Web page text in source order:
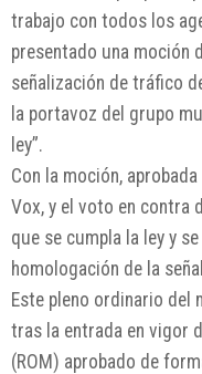
trabajo con todos los
presentado una moción
señalización de tráfico
la portavoz del grupo
ley”.
Con la moción,
Vox, y el voto en contra
que se cumpla la ley y
homologación de la
Este pleno ordinario del
tras la entrada en vigor
(ROM) aprobado de